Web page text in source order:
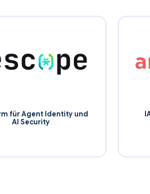
für Agent Identity und
AI Security